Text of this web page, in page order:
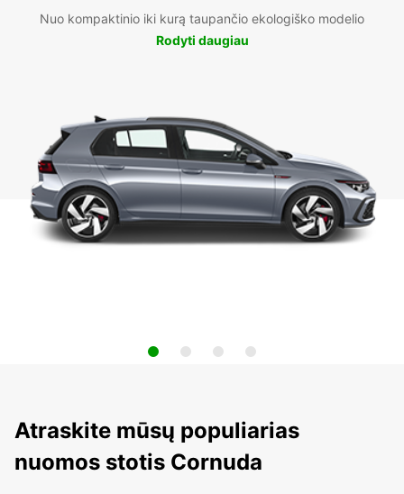
Nuo kompaktinio iki kurą taupančio ekologiško modelio
Rodyti daugiau
Atraskite mūsų populiarias
nuomos stotis Cornuda